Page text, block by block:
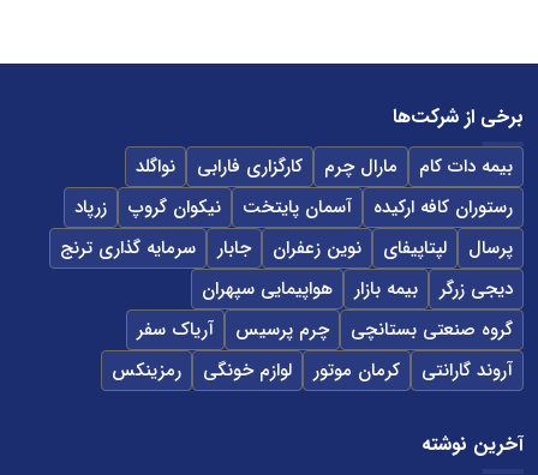
برخی از شرکت‌ها
بیمه دات کام مارال چرم کارگزاری فارابی
نواگلد
رستوران کافه ارکیده
آسمان پایتخت نیکوان گروپ
زرپاد
پرسال
لپتاپیفای نوین زعفران جابار
سرمایه گذاری ترنج
دیجی زرگر
بیمه بازار
هواپیمایی سپهران
گروه صنعتی بستانچی
چرم پرسیس
آریاک سفر
آروند گارانتی
کرمان موتور لوازم خونگی رمزینکس
آخرین نوشته